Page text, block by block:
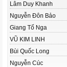
Lâm Duy Khanh
Nguyễn Đôn Bảo
Giang Tố Nga
VŨ KIM LINH
Bùi Quốc Long
Nguyễn Cúc